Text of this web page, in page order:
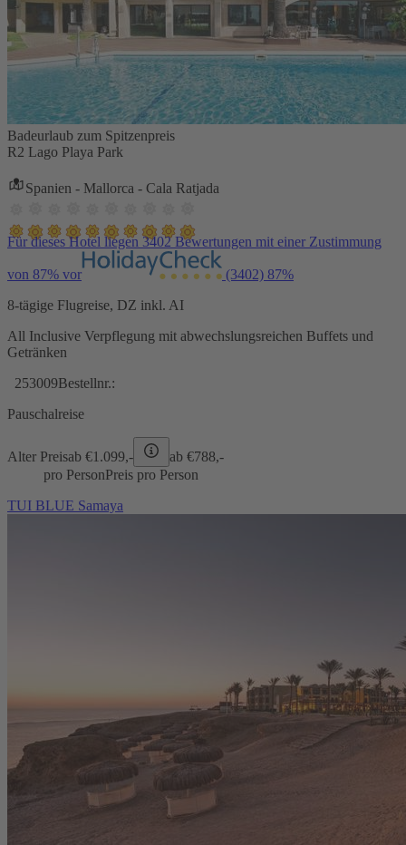
Badeurlaub zum Spitzenpreis
R2 Lago Playa Park
Spanien - Mallorca - Cala Ratjada
Für dieses Hotel liegen 3402 Bewertungen mit einer Zustimmung
von 87% vor (3402) 87%
8-tägige Flugreise, DZ inkl. AI
All Inclusive Verpflegung mit abwechslungsreichen Buffets und
Getränken
253009Bestellnr.:
Pauschalreise
Alter Preisab €1.099,- ab €788,-
pro PersonPreis pro Person
TUI BLUE Samaya